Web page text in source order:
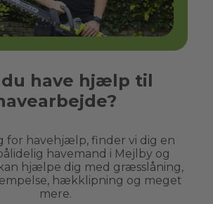
du have hjælp til
for havehjælp, finder vi dig en
havemand i Mejlby og
hjælpe dig med græsslåning,
hækklipning og meget
mere.